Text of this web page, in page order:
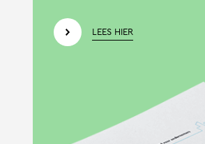
LEES HIER